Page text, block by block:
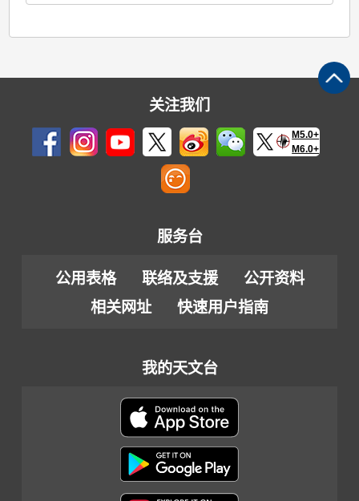
关注我们
M5.0+
M6.0+
服务台
公用表格 联络及支援
公开资料
相关网址
快速用户指南
我的天文台